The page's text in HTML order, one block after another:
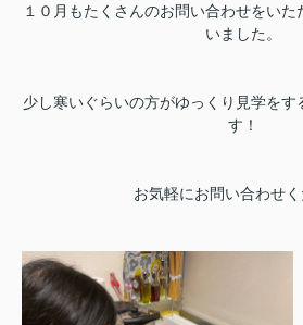
１０月もたくさんのお問い合わせをい
いました。
少し寒いぐらいの方がゆっくり見学をす
す！
お気軽にお問い合わせ